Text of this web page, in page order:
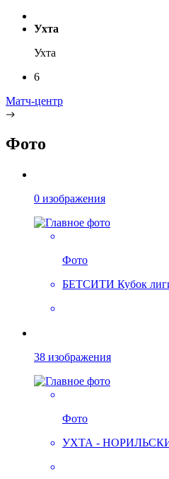
Ухта
Ухта
6
Матч-центр
Фото
0 изображения
Фото
БЕТСИТИ Кубок
38 изображения
Фото
УХТА -